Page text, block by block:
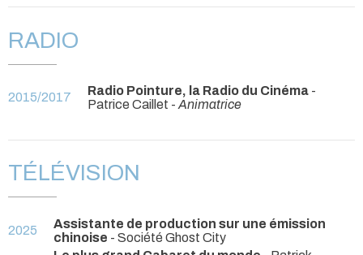
RADIO
2015/2017 Radio Pointure, la Radio du Cinéma -
Patrice Caillet - Animatrice
TÉLÉVISION
2025
Assistante de production sur une émission
chinoise - Société Ghost City